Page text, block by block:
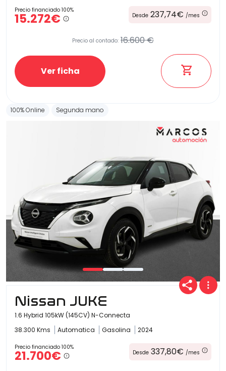
Precio financiado 100%
15.272€ Desde 237,74€ /mes
Precio al contado: 16.600 €
Ver ficha
100% Online Segunda mano
Nissan JUKE
1.6 Hybrid 105kW (145CV) N-Connecta
38.300 Kms
Automatica Gasolina 2024
Precio financiado 100%
21.700€ Desde 337,80€ /mes